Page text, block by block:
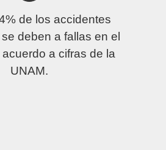
de los accidentes
deben a fallas en el
a cifras de la
UNAM.